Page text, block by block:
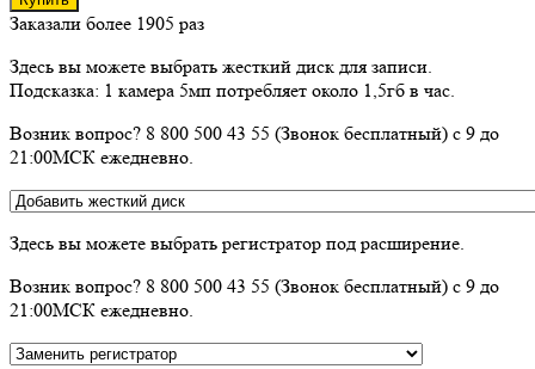
Заказали более 1905 раз
Здесь вы можете выбрать жесткий диск для записи.
Подсказка: 1 камера 5мп потребляет около 1,5гб в час.
Возник вопрос? 8 800 500 43 55 (Звонок бесплатный) с 9 до
21:00МСК ежедневно.
Здесь вы можете выбрать регистратор под расширение.
Возник вопрос? 8 800 500 43 55 (Звонок бесплатный) с 9 до
21:00МСК ежедневно.